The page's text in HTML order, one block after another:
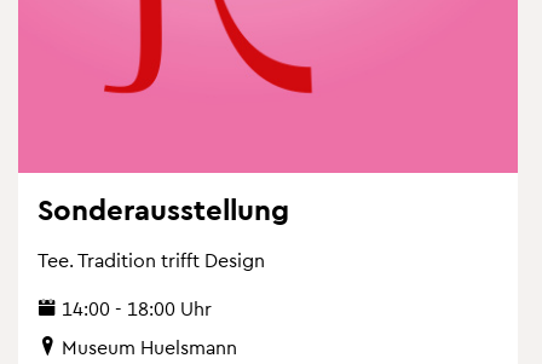
Son­der­aus­stel­lung
Tee. Tra­di­ti­on trifft De­sign
14:00 - 18:00 Uhr
Mu­se­um Hu­els­mann